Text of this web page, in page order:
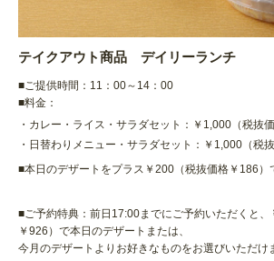
テイクアウト商品 デイリーランチ
■ご提供時間：11：00～14：00
■料金：
・カレー・ライス・サラダセット：￥1,000（税抜価
・日替わりメニュー・サラダセット：￥1,000（税
■本日のデザートをプラス￥200（税抜価格￥186）
■ご予約特典：前日17:00までにご予約いただくと
￥926）で本日のデザートまたは、
今月のデザートよりお好きなものをお選びいただけ